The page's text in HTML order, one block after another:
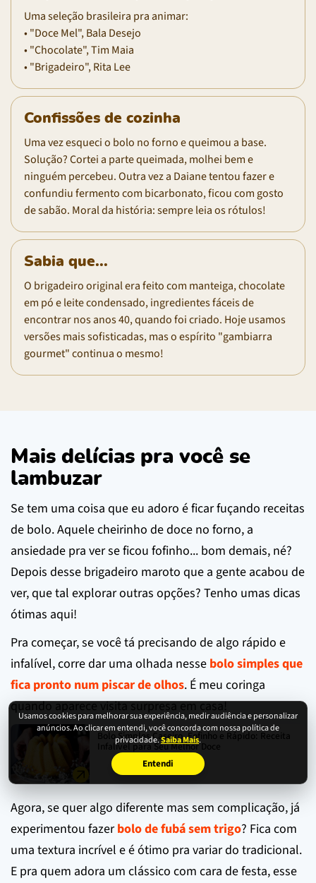
Usamos cookies para melhorar sua experiência, medir audiência e personalizar
anúncios. Ao clicar em entendi, você concorda com nossa política de
privacidade.Saiba Mais.
Entendi
Uma seleção brasileira pra animar:
• "Doce Mel", Bala Desejo
• "Chocolate", Tim Maia
• "Brigadeiro", Rita Lee
Confissões de cozinha
Uma vez esqueci o bolo no forno e queimou a base.
Solução? Cortei a parte queimada, molhei bem e
ninguém percebeu. Outra vez a Daiane tentou fazer e
confundiu fermento com bicarbonato, ficou com gosto
de sabão. Moral da história: sempre leia os rótulos!
Sabia que...
O brigadeiro original era feito com manteiga, chocolate
em pó e leite condensado, ingredientes fáceis de
encontrar nos anos 40, quando foi criado. Hoje usamos
versões mais sofisticadas, mas o espírito "gambiarra
gourmet" continua o mesmo!
Mais delícias pra você se
lambuzar
Se tem uma coisa que eu adoro é ficar fuçando receitas
de bolo. Aquele cheirinho de doce no forno, a
ansiedade pra ver se ficou fofinho... bom demais, né?
Depois desse brigadeiro maroto que a gente acabou de
ver, que tal explorar outras opções? Tenho umas dicas
ótimas aqui!
Pra começar, se você tá precisando de algo rápido e
infalível, corre dar uma olhada nesse bolo simples que
fica pronto num piscar de olhos. É meu coringa
quando aparece visita surpresa em casa!
Bolo Simples Caseiro, Fofinho e Rápido: Receita
Infalível para Seu Melhor Doce
Agora, se quer algo diferente mas sem complicação, já
experimentou fazerbolo de fubá sem trigo? Fica com
uma textura incrível e é ótimo pra variar do tradicional.
E pra quem adora um clássico com cara de festa, esse